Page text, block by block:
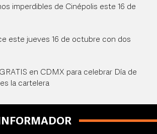
imperdibles de Cinépolis este 16 de
este jueves 16 de octubre con dos
en CDMX para celebrar Día de
la cartelera